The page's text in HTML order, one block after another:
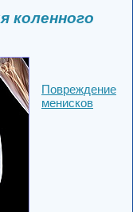
коленного
Повреждение
менисков